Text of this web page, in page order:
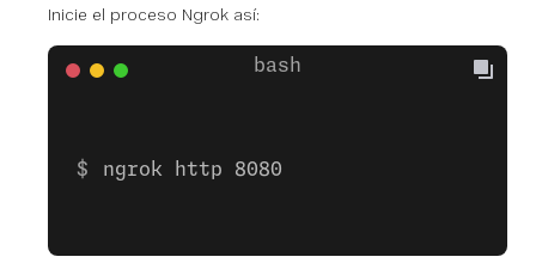
Inicie el proceso Ngrok así:
ngrok http 8080